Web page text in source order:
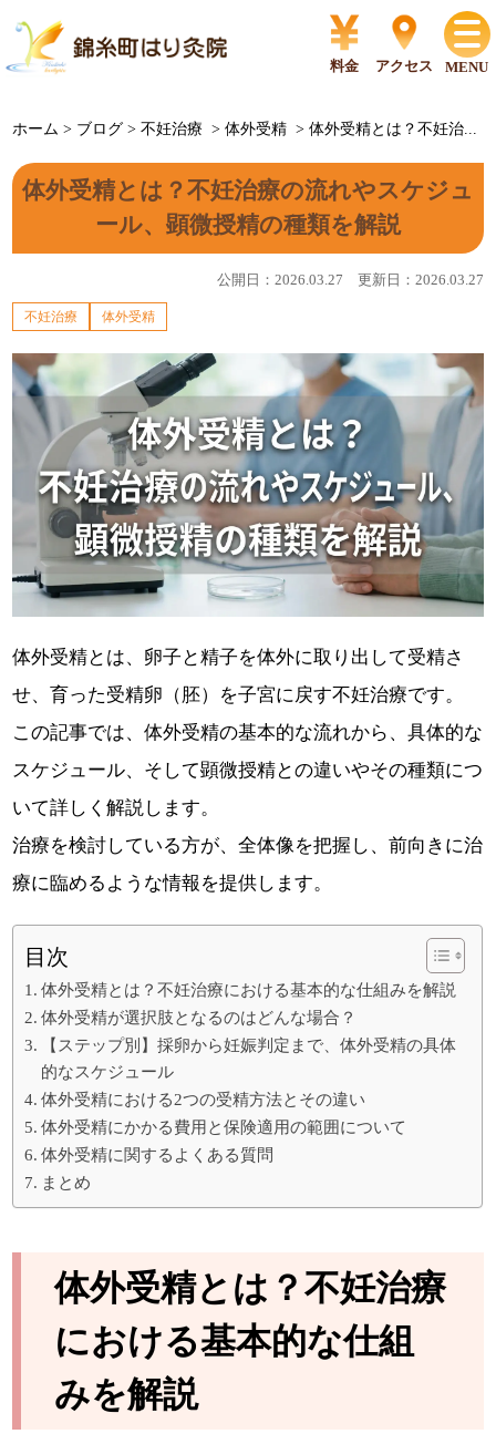
料金 アクセス MENU
ホーム > ブログ >不妊治療 >体外受精 >体外受精とは？不妊治...
体外受精とは？不妊治療の流れやスケジュ
ール、顕微授精の種類を解説
公開日：2026.03.27 更新日：2026.03.27
不妊治療 体外受精
体外受精とは、卵子と精子を体外に取り出して受精さ
せ、育った受精卵（胚）を子宮に戻す不妊治療です。
この記事では、体外受精の基本的な流れから、具体的な
スケジュール、そして顕微授精との違いやその種類につ
いて詳しく解説します。
治療を検討している方が、全体像を把握し、前向きに治
療に臨めるような情報を提供します。
目次
体外受精とは？不妊治療における基本的な仕組みを解説
体外受精が選択肢となるのはどんな場合？
【ステップ別】採卵から妊娠判定まで、体外受精の具体
的なスケジュール
体外受精における2つの受精方法とその違い
体外受精にかかる費用と保険適用の範囲について
体外受精に関するよくある質問
まとめ
体外受精とは？不妊治療
における基本的な仕組
みを解説